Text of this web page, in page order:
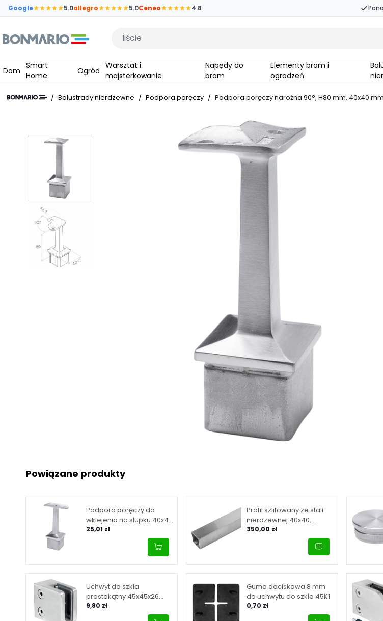
Przejdź do głównej zawartości strony
Google 5.0allegro 5.0Ceneo 4.8
Wpisz czego szukasz
Dom
Smart
Home
Ogród
Warsztat i
majsterkowanie
Napędy do
bram
Elementy bram i
ogrodzeń
Balustrady
/ Balustrady nierdzewne / Podpora poręczy / Podpora poręczy narożna 90°, H80 mm, 40x40
Powiązane produkty
Podpora poręczy do
wklejenia na słupku 40x40
mm, H 81 mm, M6, stal
nierdzewna, satyna
25,01 zł
Profil szlifowany ze stali
nierdzewnej 40x40,
ścianka 2 mm, długość
350,00 zł
Uchwyt do szkła
prostokątny 45x45x26
mm, mocowany do
płaskiej powierzchni,
9,80 zł
Guma dociskowa 8 mm
do uchwytu do szkła 45K1
0,70 zł